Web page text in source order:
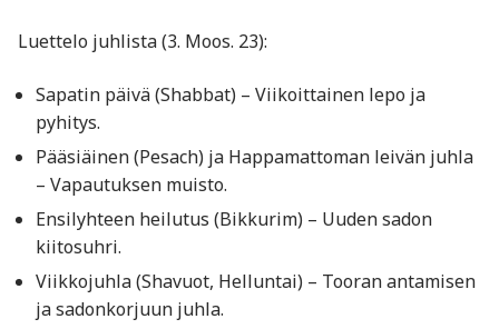
Luettelo juhlista (3. Moos. 23):
Sapatin päivä (Shabbat) – Viikoittainen lepo ja
pyhitys.
Pääsiäinen (Pesach) ja Happamattoman leivän juhla
– Vapautuksen muisto.
Ensilyhteen heilutus (Bikkurim) – Uuden sadon
kiitosuhri.
Viikkojuhla (Shavuot, Helluntai) – Tooran antamisen
ja sadonkorjuun juhla.